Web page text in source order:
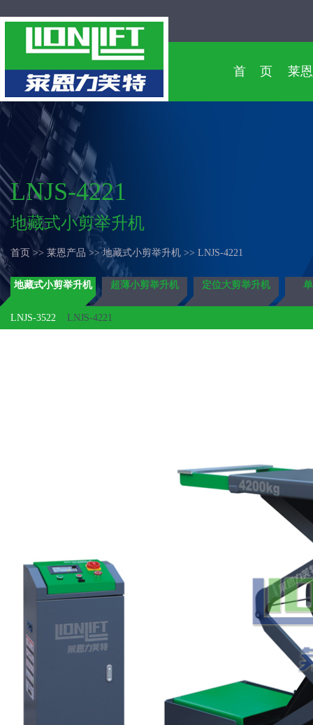
首 页 莱
LNJS-4221
地藏式小剪举升机
首页 >> 莱恩产品 >> 地藏式小剪举升机 >> LNJS-4221
地藏式小剪举升机 超薄小剪举升机 定位大剪举升机
LNJS-3522 LNJS-4221